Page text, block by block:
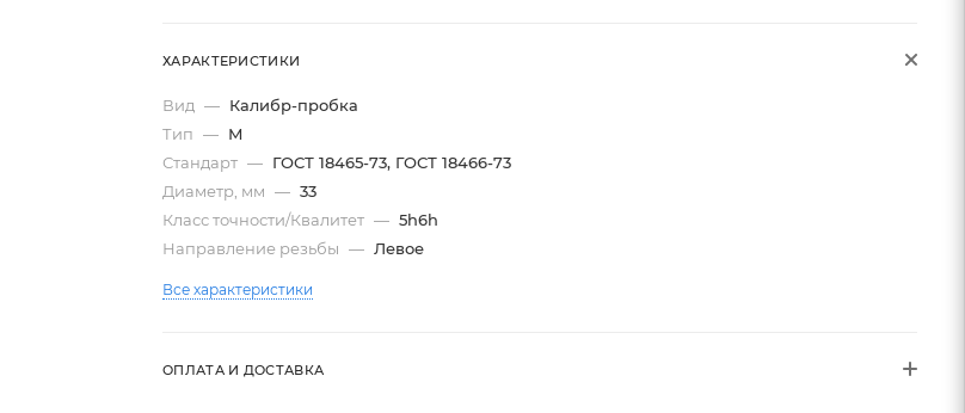
ХАРАКТЕРИСТИКИ
Вид — Калибр-пробка
Тип — М
Стандарт — ГОСТ 18465-73, ГОСТ 18466-73
Диаметр, мм — 33
Класс точности/Квалитет — 5h6h
Направление резьбы — Левое
Все характеристики
ОПЛАТА И ДОСТАВКА